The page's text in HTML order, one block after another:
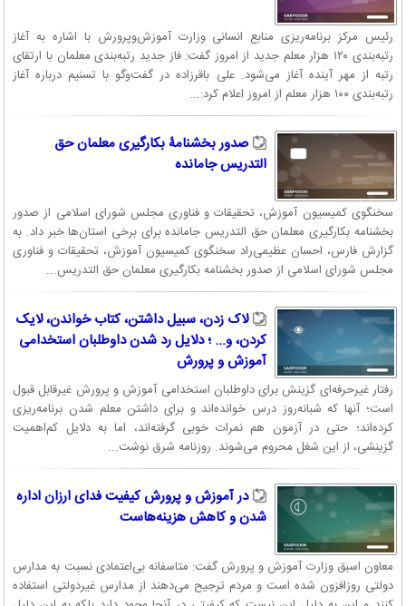
رئیس مرکز برنامه‌ریزی منابع انسانی وزارت آموزش‌وپرورش با اشاره به آغاز
رتبه‌بندی ۱۲۰ هزار معلم جدید از امروز گفت: فاز جدید رتبه‌بندی معلمان با ارتقای
رتبه از مهر آینده آغاز می‌شود. علی باقرزاده در گفت‌وگو با تسنیم درباره آغاز
رتبه‌بندی ۱۰۰ هزار معلم از امروز اعلام کرد:...
صدور بخشنامۀ بکارگیری معلمان حق
التدریس جامانده
سخنگوی کمیسیون آموزش، تحقیقات و فناوری مجلس شورای اسلامی از صدور
بخشنامه بکارگیری معلمان ‎حق التدریس جامانده برای برخی استان‌ها خبر داد. به
گزارش فارس، احسان عظیمی‌راد سخنگوی کمیسیون آموزش، تحقیقات و فناوری
مجلس شورای اسلامی از صدور بخشنامه بکارگیری معلمان ‎حق التدریس...
لاک زدن، سبیل داشتن، کتاب خواندن، لایک
کردن، و... ؛ دلایل رد شدن داوطلبان استخدامی
آموزش ‌و پرورش
رفتار غیرحرفه‌ای گزینش برای داوطلبان استخدامی آموزش ‌و پرورش غیر‌قابل قبول
است؛ آنها که شبانه‌روز درس خوانده‌اند و برای داشتن معلم شدن برنامه‌ریزی
کرده‌اند؛ حتی در آزمون هم نمرات خوبی گرفته‌اند، اما به دلایل کم‌اهمیت
گزینشی، از این شغل محروم می‌شوند. روزنامه شرق نوشت...
در آموزش و پرورش کیفیت فدای ارزان اداره
شدن و کاهش هزینه‌هاست
معاون اسبق وزارت آموزش و پرورش گفت: متاسفانه بی‌اعتمادی نسبت به مدارس
دولتی روزافزون شده است و مردم ترجیح می‌دهند از مدارس غیردولتی استفاده